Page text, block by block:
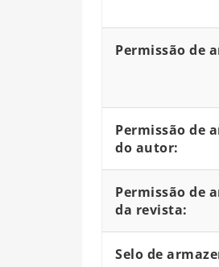
Permissão de
Permissão de
do autor:
Permissão de
da revista:
Selo de